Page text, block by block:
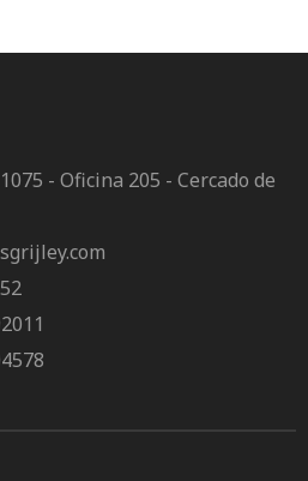
- Oficina 205 - Cercado de